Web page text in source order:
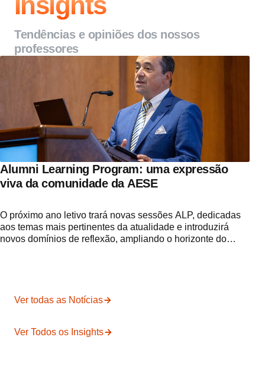
Tendências e opiniões dos nossos
professores
Alumni Learning Program: uma expressão
viva da comunidade da AESE
O próximo ano letivo trará novas sessões ALP, dedicadas
aos temas mais pertinentes da atualidade e introduzirá
novos domínios de reflexão, ampliando o horizonte do
Ver todas as Notícias
Ver Todos os Insights